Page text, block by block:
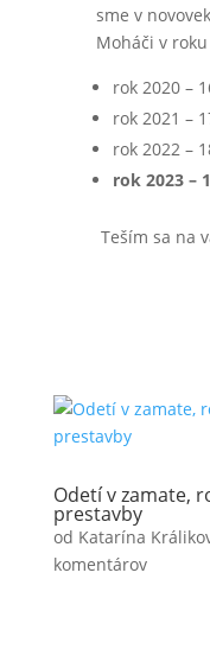
sme v
Moháči v
rok 2020 –
rok 2021 –
rok 2022 –
rok 2023 –
Teším sa na
Odetí v zamate,
prestavby
od Katarína
komentárov